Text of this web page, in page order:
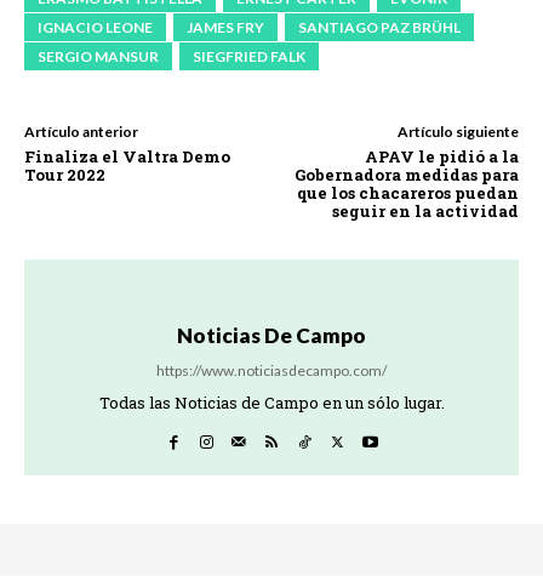
IGNACIO LEONE
JAMES FRY
SANTIAGO PAZ BRÜHL
SERGIO MANSUR
SIEGFRIED FALK
Artículo anterior
Finaliza el Valtra Demo
Tour 2022
Artículo siguiente
APAV le pidió a la
Gobernadora medidas para
que los chacareros puedan
seguir en la actividad
Noticias De Campo
https://www.noticiasdecampo.com/
Todas las Noticias de Campo en un sólo lugar.